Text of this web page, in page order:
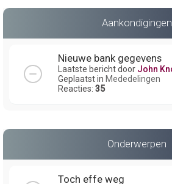
Aankondigingen
Nieuwe bank gegevens
Laatste bericht door John
Geplaatst in Mededelingen
Reacties: 35
Onderwerpen
Toch effe weg